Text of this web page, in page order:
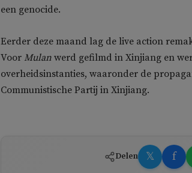
een genocide.
Eerder deze maand lag de live action
Voor Mulan werd gefilmd in Xinjiang en
overheidsinstanties, waaronder de
Communistische Partij in Xinjiang.
Delen 𝕏 f